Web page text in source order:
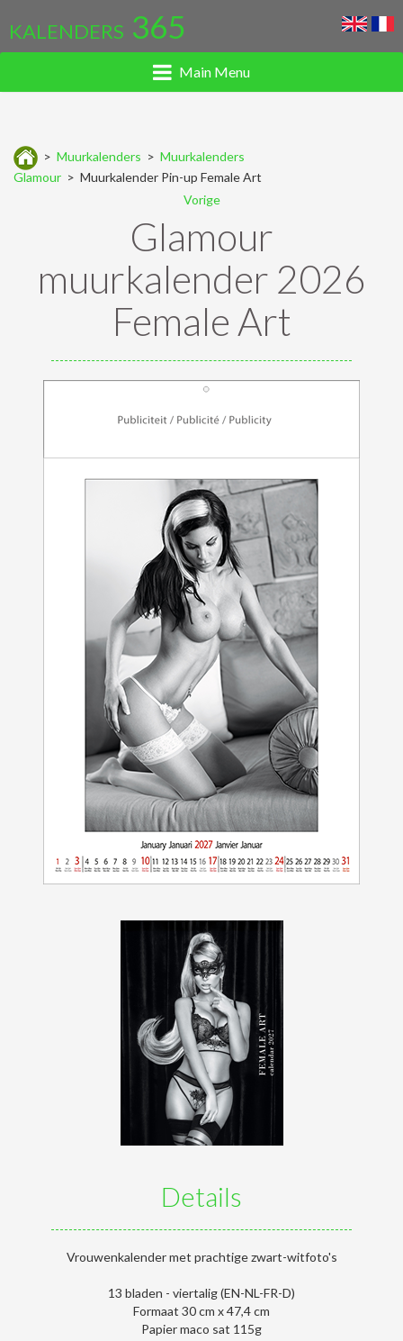
KALENDERS 365
Main Menu
> Muurkalenders > Muurkalenders
Glamour > Muurkalender Pin-up Female Art
Vorige
Glamour
muurkalender 2026
Female Art
Details
Vrouwenkalender met prachtige zwart-witfoto's
13 bladen - viertalig (EN-NL-FR-D)
Formaat 30 cm x 47,4 cm
Papier maco sat 115g